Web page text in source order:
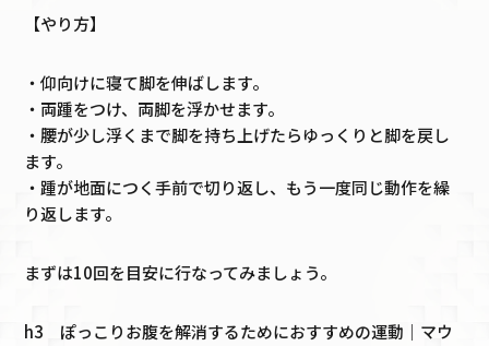
【やり方】
・仰向けに寝て脚を伸ばします。
・両踵をつけ、両脚を浮かせます。
・腰が少し浮くまで脚を持ち上げたらゆっくりと脚を戻し
ます。
・踵が地面につく手前で切り返し、もう一度同じ動作を繰
り返します。
まずは10回を目安に行なってみましょう。
h3 ぽっこりお腹を解消するためにおすすめの運動｜マウ